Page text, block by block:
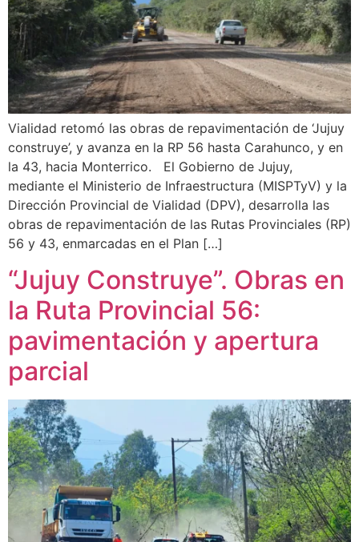
Vialidad retomó las obras de repavimentación de ‘Jujuy
construye’, y avanza en la RP 56 hasta Carahunco, y en
la 43, hacia Monterrico. El Gobierno de Jujuy,
mediante el Ministerio de Infraestructura (MISPTyV) y la
Dirección Provincial de Vialidad (DPV), desarrolla las
obras de repavimentación de las Rutas Provinciales (RP)
56 y 43, enmarcadas en el Plan […]
“Jujuy Construye”. Obras en
la Ruta Provincial 56:
pavimentación y apertura
parcial